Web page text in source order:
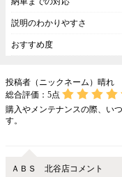
説明のわかりやすさ
おすすめ度
投稿者（ニックネーム）晴れ
総合評価： 5点
購入やメンテナンスの際、い
す。
ＡＢＳ 北谷店コメント